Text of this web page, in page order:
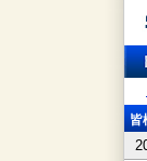
皆